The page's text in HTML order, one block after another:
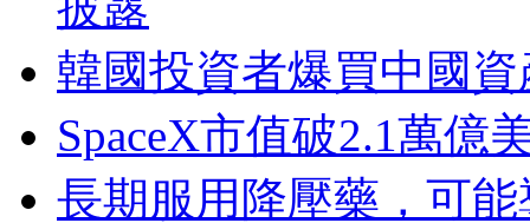
韓國投資者爆買中國
SpaceX市值破2.1萬億
長期服用降壓藥，可